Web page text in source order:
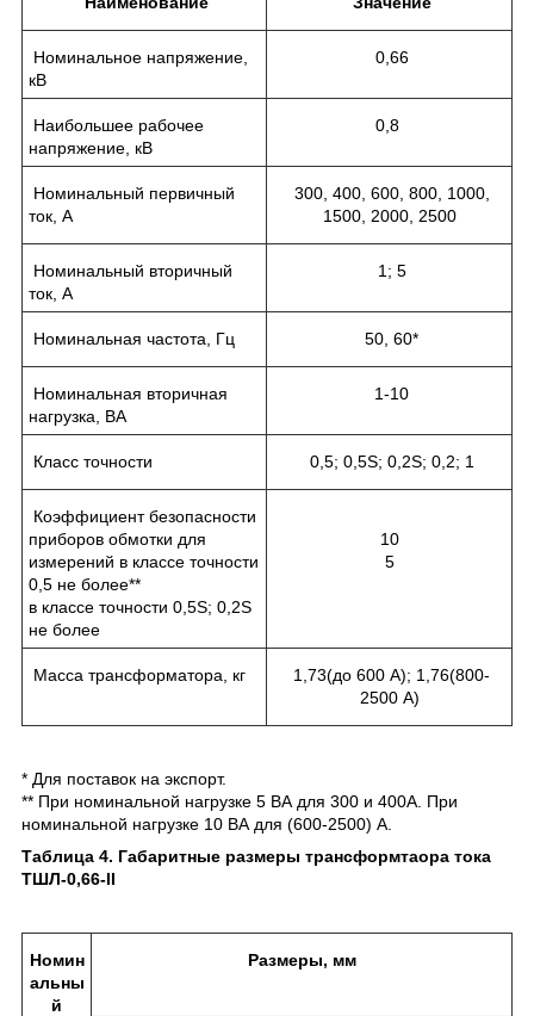
Номинальное напряжение,
кВ
0,66
Наибольшее рабочее
напряжение, кВ
0,8
Номинальный первичный
ток, А
300, 400, 600, 800, 1000,
1500, 2000, 2500
Номинальный вторичный
ток, А
1; 5
Номинальная частота, Гц 50, 60*
Номинальная вторичная
нагрузка, ВА
1-10
Класс точности 0,5; 0,5S; 0,2S; 0,2; 1
Коэффициент безопасности
приборов обмотки для
измерений в классе точности
0,5 не более**
в классе точности 0,5S; 0,2S
не более
10
5
Масса трансформатора, кг
1,73(до 600 А); 1,76(800-
2500 А)
* Для поставок на экспорт.
** При номинальной нагрузке 5 ВА для 300 и 400А. При
номинальной нагрузке 10 ВА для (600-2500) А.
Таблица 4. Габаритные размеры трансформтаора тока
ТШЛ-0,66-II
Номин
альны
й
Размеры, мм